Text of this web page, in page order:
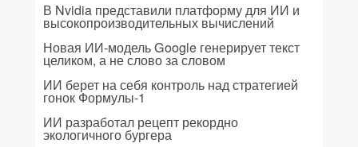
В Nvidia представили платформу для ИИ и
высокопроизводительных вычислений
Новая ИИ-модель Google генерирует текст
целиком, а не слово за словом
ИИ берет на себя контроль над стратегией
гонок Формулы-1
ИИ разработал рецепт рекордно
экологичного бургера